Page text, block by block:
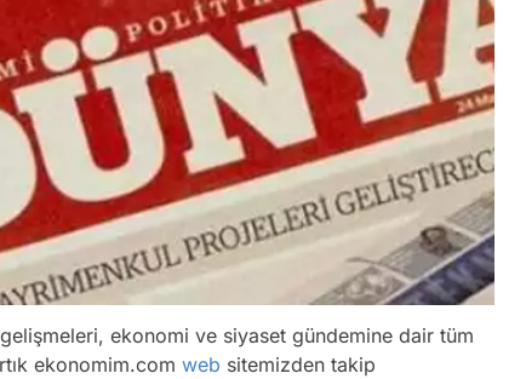
ekonomi ve siyaset gündemine dair tüm
ekonomim.com web sitemizden takip